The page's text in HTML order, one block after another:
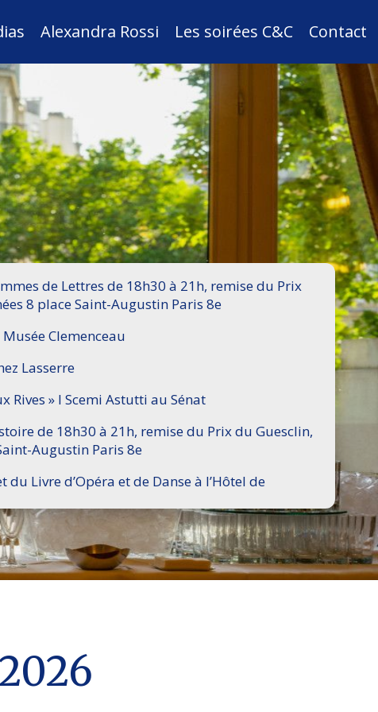
Alexandra Rossi Les soirées C&C Contact
de Lettres de 18h30 à 21h, remise du Prix
8 place Saint-Augustin Paris 8e
Clemenceau
Lasserre
Rives » I Scemi Astutti au Sénat
de 18h30 à 21h, remise du Prix du Guesclin,
Augustin Paris 8e
du Livre d’Opéra et de Danse à l’Hôtel de